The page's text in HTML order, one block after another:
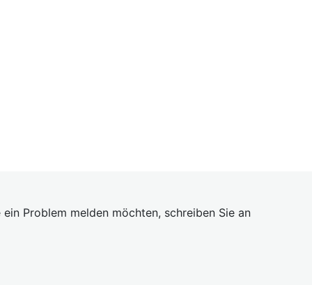
Problem melden möchten, schreiben Sie an